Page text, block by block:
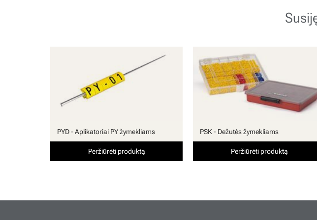
PYD - Aplikatoriai PY žymekliams
Peržiūrėti produktą
PSK - Dežutės žymekliams
Peržiūrėti produktą